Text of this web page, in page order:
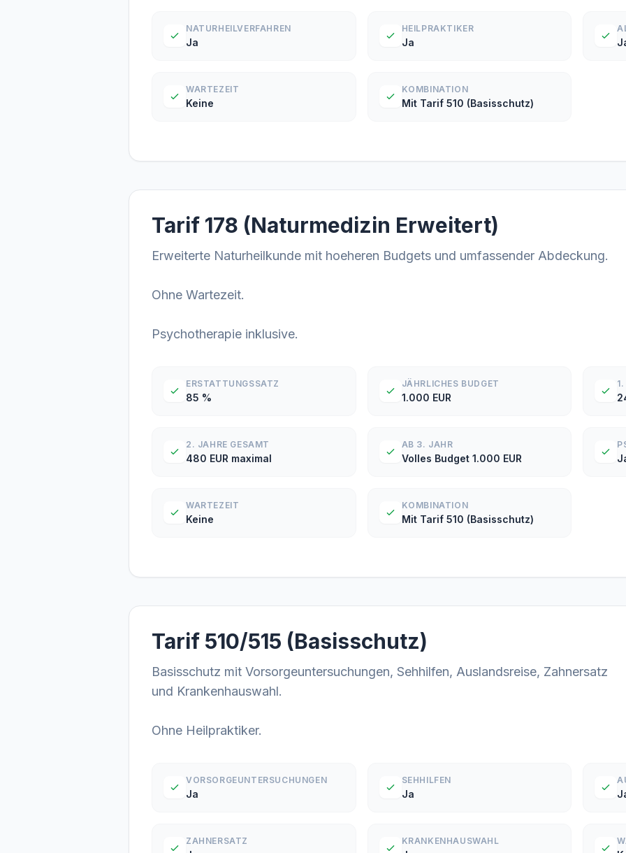
NATURHEILVERFAHREN
Ja
HEILPRAKTIKER
Ja
WARTEZEIT
Keine
KOMBINATION
Mit Tarif 510 (Basisschutz)
Tarif 178 (Naturmedizin Erweitert)
Erweiterte Naturheilkunde mit hoeheren Budgets und umfassender Abdeckung.
Ohne Wartezeit.
Psychotherapie inklusive.
ERSTATTUNGSSATZ
85 %
JÄHRLICHES BUDGET
1.000 EUR
2. JAHRE GESAMT
480 EUR maximal
AB 3. JAHR
Volles Budget 1.000 EUR
WARTEZEIT
Keine
KOMBINATION
Mit Tarif 510 (Basisschutz)
Tarif 510/515 (Basisschutz)
Basisschutz mit Vorsorgeuntersuchungen, Sehhilfen, Auslandsreise, Zahnersatz
und Krankenhauswahl.
Ohne Heilpraktiker.
VORSORGEUNTERSUCHUNGEN
Ja
SEHHILFEN
Ja
ZAHNERSATZ KRANKENHAUSWAHL